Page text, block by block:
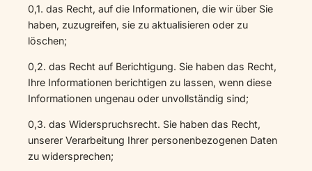
0,1. das Recht, auf die Informationen, die wir über Sie
haben, zuzugreifen, sie zu aktualisieren oder zu
löschen;
0,2. das Recht auf Berichtigung. Sie haben das Recht,
Ihre Informationen berichtigen zu lassen, wenn diese
Informationen ungenau oder unvollständig sind;
0,3. das Widerspruchsrecht. Sie haben das Recht,
unserer Verarbeitung Ihrer personenbezogenen Daten
zu widersprechen;